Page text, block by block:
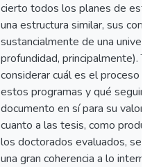
cierto todos los planes de
una estructura similar, sus
sustancialmente de una
profundidad, principalmente).
considerar cuál es el proceso
estos programas y qué
documento en sí para su
cuanto a las tesis, como
los doctorados evaluados, se
una gran coherencia a lo